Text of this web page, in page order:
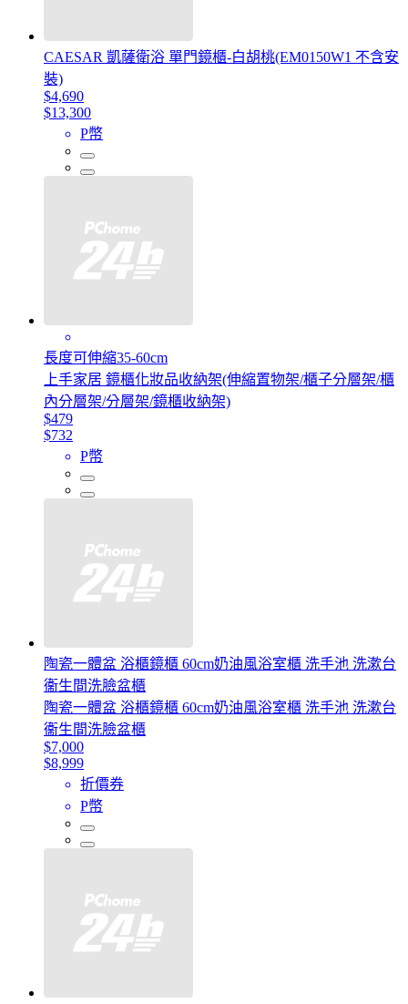
CAESAR 凱薩衛浴 單門鏡櫃-白胡桃(EM0150W1 不含安
裝)
$4,690
$13,300
P幣
長度可伸縮35-60cm
上手家居 鏡櫃化妝品收納架(伸縮置物架/櫃子分層架/櫃
內分層架/分層架/鏡櫃收納架)
$479
$732
P幣
陶瓷一體盆 浴櫃鏡櫃 60cm奶油風浴室櫃 洗手池 洗漱台
衞生間洗臉盆櫃
陶瓷一體盆 浴櫃鏡櫃 60cm奶油風浴室櫃 洗手池 洗漱台
衞生間洗臉盆櫃
$7,000
$8,999
折價券
P幣